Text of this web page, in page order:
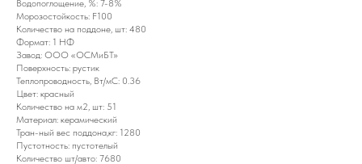
Водопоглощение, %: 7-8%
Морозостойкость: F100
Количество на поддоне, шт: 480
Формат: 1 НФ
Завод: ООО «ОСМиБТ»
Поверхность: рустик
Теплопроводность, Вт/мС: 0.36
Цвет: красный
Количество на м2, шт: 51
Материал: керамический
Тран-ный вес поддона,кг: 1280
Пустотность: пустотелый
Количество шт/авто: 7680